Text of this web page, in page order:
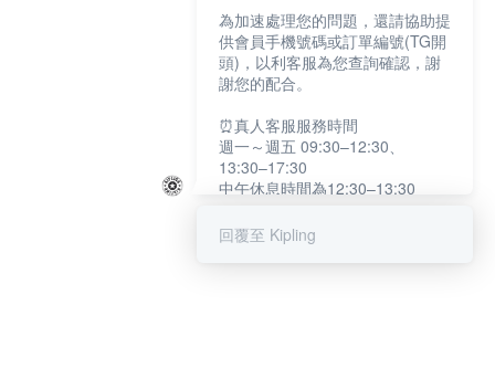
為加速處理您的問題，還請協助提
供會員手機號碼或訂單編號(TG開
頭)，以利客服為您查詢確認，謝
謝您的配合。
⏰真人客服服務時間
週一～週五 09:30–12:30、
13:30–17:30
中午休息時間為12:30–13:30
提醒您：系統會自動已讀訊息，如
回覆至 Kipling